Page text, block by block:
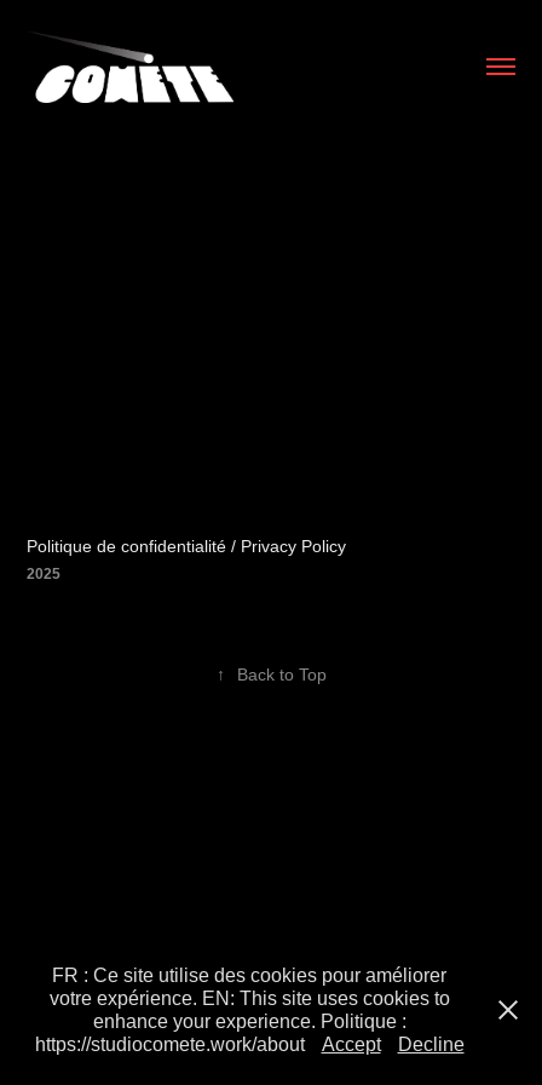
Politique de confidentialité / Privacy Policy
2025
↑ Back to Top
FR : Ce site utilise des cookies pour améliorer
votre expérience. EN: This site uses cookies to
enhance your experience. Politique :
https://studiocomete.work/about
Accept Decline